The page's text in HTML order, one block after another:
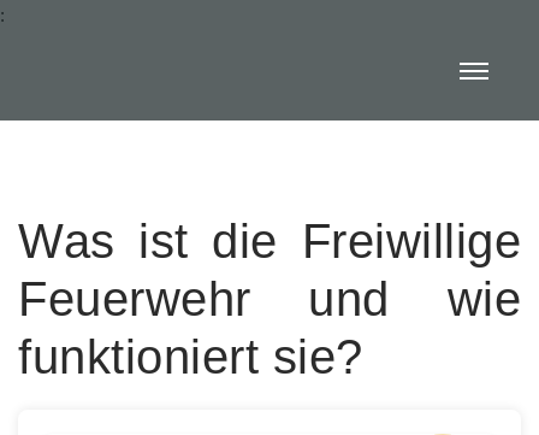
:
Was ist die Freiwillige
Feuerwehr und wie
funktioniert sie?